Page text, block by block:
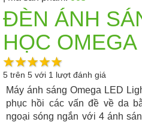
ĐÈN ÁNH
HỌC
5 trên 5 với 1 lượt đánh giá
Máy ánh sáng Omega LED
phục hồi các vấn đề về da
ngoại sóng ngắn với 4 ánh